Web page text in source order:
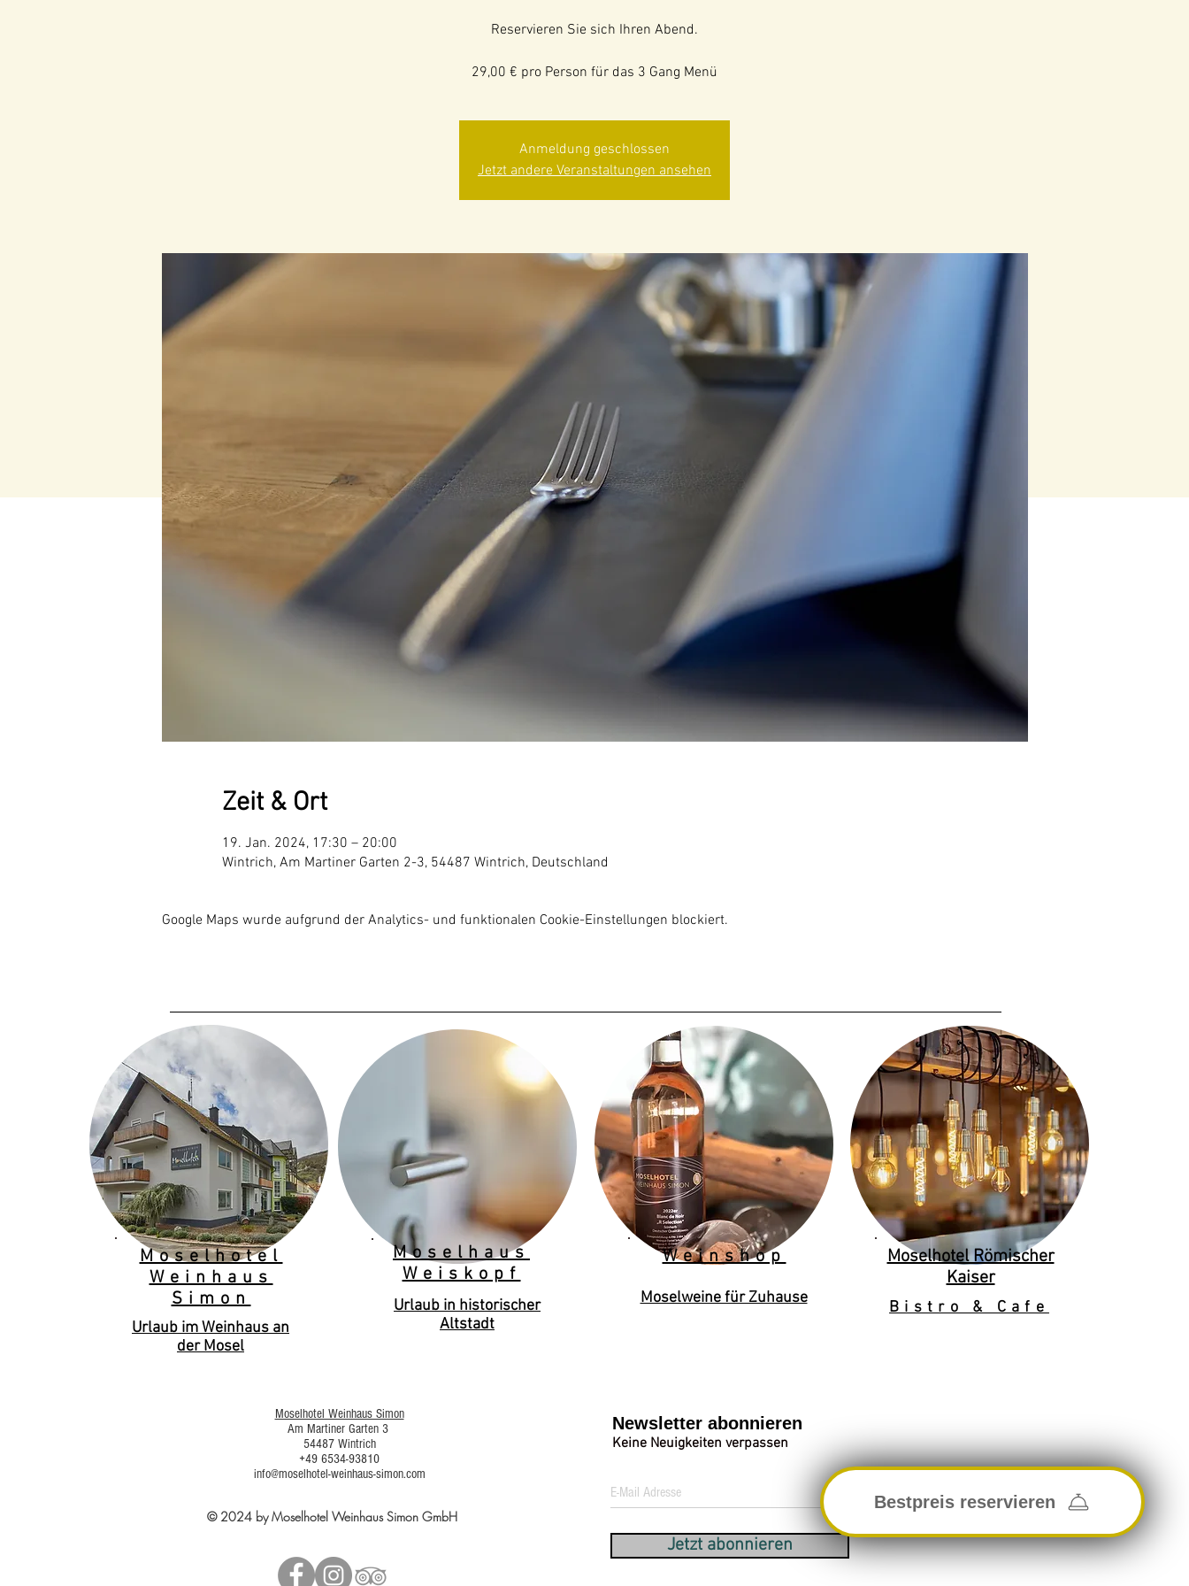
Reservieren Sie sich Ihren Abend.
29,00 € pro Person für das 3 Gang Menü
Anmeldung geschlossen
Jetzt andere Veranstaltungen ansehen
Zeit & Ort
19. Jan. 2024, 17:30 – 20:00
Wintrich, Am Martiner Garten 2-3, 54487 Wintrich, Deutschland
Google Maps wurde aufgrund der Analytics- und funktionalen Cookie-Einstellungen blockiert.
Bestpreis reservieren
Moselhotel
Weinhaus
Simon
Urlaub im Weinhaus an
der Mosel
Moselhaus
Weiskopf
Urlaub in historischer
Altstadt
Weinshop
Moselweine für Zuhause
Moselhotel Römischer
Kaiser
Bistro & Cafe
Moselhotel Weinhaus Simon
Am Martiner Garten 3
54487 Wintrich
+49 6534-93810
info@moselhotel-weinhaus-simon.com
© 2024 by Moselhotel Weinhaus Simon GmbH
Newsletter abonnieren
Keine Neuigkeiten verpassen
Jetzt abonnieren